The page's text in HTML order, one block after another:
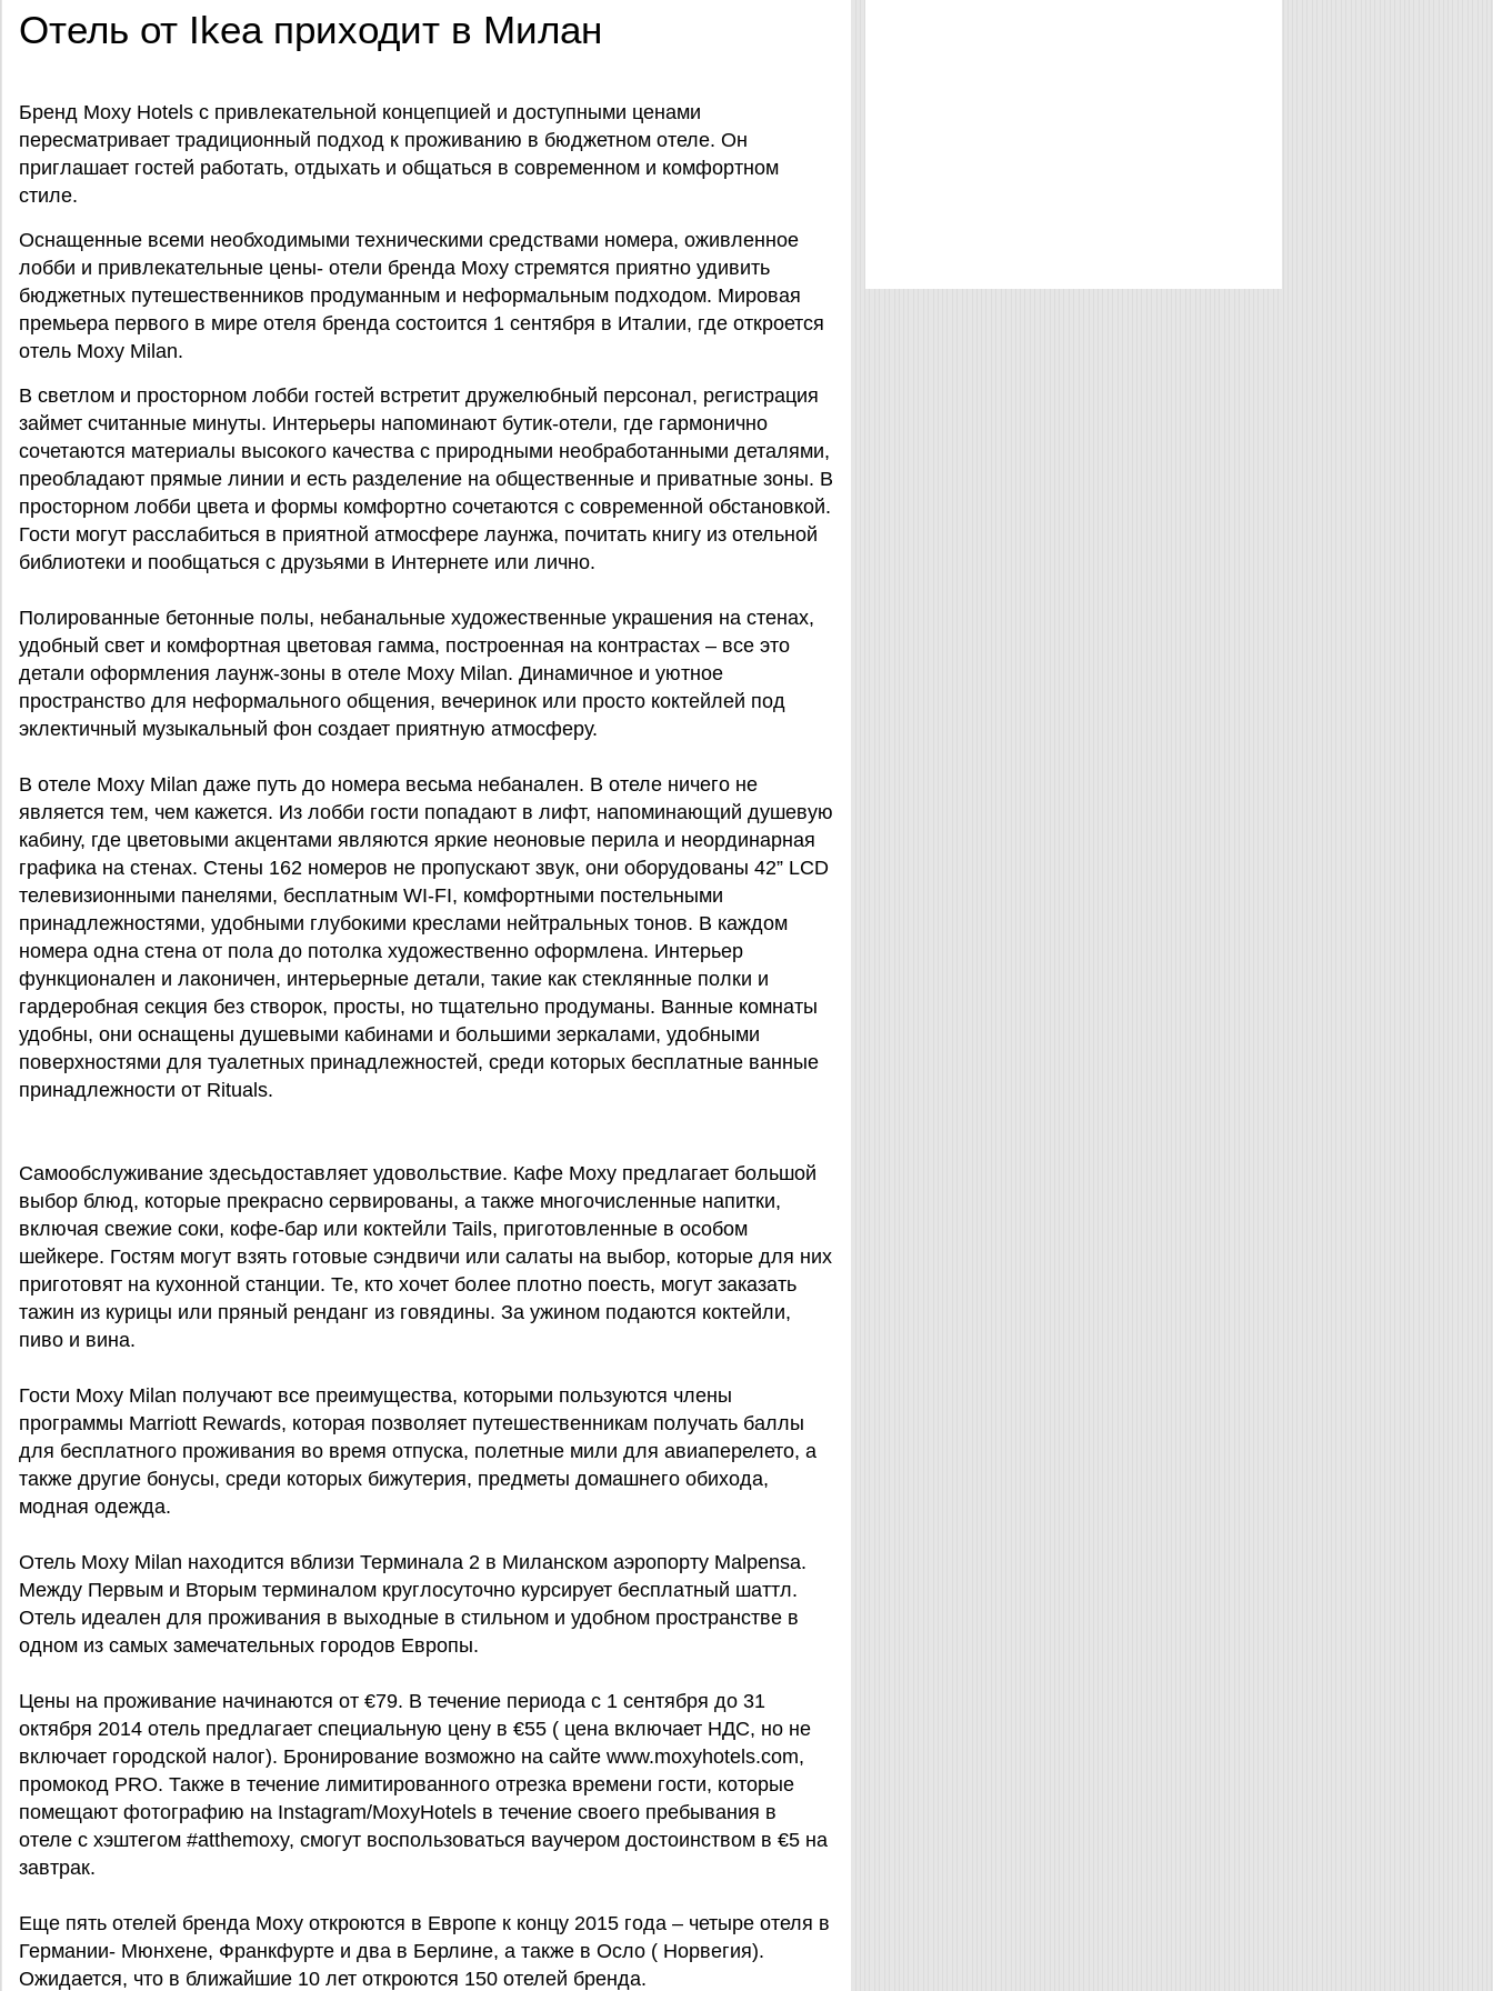
Отель от Ikea приходит в Милан
Бренд Moxy Hotels с привлекательной концепцией и доступными ценами
пересматривает традиционный подход к проживанию в бюджетном отеле. Он
приглашает гостей работать, отдыхать и общаться в современном и комфортном
стиле.
Оснащенные всеми необходимыми техническими средствами номера, оживленное
лобби и привлекательные цены- отели бренда Moxy стремятся приятно удивить
бюджетных путешественников продуманным и неформальным подходом. Мировая
премьера первого в мире отеля бренда состоится 1 сентября в Италии, где откроется
отель Moxy Milan.
В светлом и просторном лобби гостей встретит дружелюбный персонал, регистрация
займет считанные минуты. Интерьеры напоминают бутик-отели, где гармонично
сочетаются материалы высокого качества с природными необработанными деталями,
преобладают прямые линии и есть разделение на общественные и приватные зоны. В
просторном лобби цвета и формы комфортно сочетаются с современной обстановкой.
Гости могут расслабиться в приятной атмосфере лаунжа, почитать книгу из отельной
библиотеки и пообщаться с друзьями в Интернете или лично.
Полированные бетонные полы, небанальные художественные украшения на стенах,
удобный свет и комфортная цветовая гамма, построенная на контрастах – все это
детали оформления лаунж-зоны в отеле Moxy Milan. Динамичное и уютное
пространство для неформального общения, вечеринок или просто коктейлей под
эклектичный музыкальный фон создает приятную атмосферу.
В отеле Moxy Milan даже путь до номера весьма небанален. В отеле ничего не
является тем, чем кажется. Из лобби гости попадают в лифт, напоминающий душевую
кабину, где цветовыми акцентами являются яркие неоновые перила и неординарная
графика на стенах. Стены 162 номеров не пропускают звук, они оборудованы 42” LCD
телевизионными панелями, бесплатным WI-FI, комфортными постельными
принадлежностями, удобными глубокими креслами нейтральных тонов. В каждом
номера одна стена от пола до потолка художественно оформлена. Интерьер
функционален и лаконичен, интерьерные детали, такие как стеклянные полки и
гардеробная секция без створок, просты, но тщательно продуманы. Ванные комнаты
удобны, они оснащены душевыми кабинами и большими зеркалами, удобными
поверхностями для туалетных принадлежностей, среди которых бесплатные ванные
принадлежности от Rituals.
Самообслуживание здесьдоставляет удовольствие. Кафе Moxy предлагает большой
выбор блюд, которые прекрасно сервированы, а также многочисленные напитки,
включая свежие соки, кофе-бар или коктейли Tails, приготовленные в особом
шейкере. Гостям могут взять готовые сэндвичи или салаты на выбор, которые для них
приготовят на кухонной станции. Те, кто хочет более плотно поесть, могут заказать
тажин из курицы или пряный ренданг из говядины. За ужином подаются коктейли,
пиво и вина.
Гости Moxy Milan получают все преимущества, которыми пользуются члены
программы Marriott Rewards, которая позволяет путешественникам получать баллы
для бесплатного проживания во время отпуска, полетные мили для авиаперелето, а
также другие бонусы, среди которых бижутерия, предметы домашнего обихода,
модная одежда.
Отель Moxy Milan находится вблизи Терминала 2 в Миланском аэропорту Malpensa.
Между Первым и Вторым терминалом круглосуточно курсирует бесплатный шаттл.
Отель идеален для проживания в выходные в стильном и удобном пространстве в
одном из самых замечательных городов Европы.
Цены на проживание начинаются от €79. В течение периода с 1 сентября до 31
октября 2014 отель предлагает специальную цену в €55 ( цена включает НДС, но не
включает городской налог). Бронирование возможно на сайте www.moxyhotels.com,
промокод PRO. Также в течение лимитированного отрезка времени гости, которые
помещают фотографию на Instagram/MoxyHotels в течение своего пребывания в
отеле с хэштегом #atthemoxy, смогут воспользоваться ваучером достоинством в €5 на
завтрак.
Еще пять отелей бренда Moxy откроются в Европе к концу 2015 года – четыре отеля в
Германии- Мюнхене, Франкфурте и два в Берлине, а также в Осло ( Норвегия).
Ожидается, что в ближайшие 10 лет откроются 150 отелей бренда.